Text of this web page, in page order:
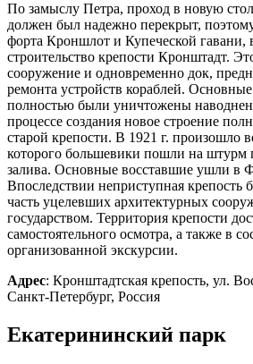
По замыслу Петра, проход в новую
должен был надежно перекрыт,
форта Кроншлот и Купеческой гавани,
строительство крепости Кронштадт.
сооружение и одновременно док,
ремонта устройств кораблей.
полностью были уничтожены
процессе создания новое строение
старой крепости. В 1921 г. произошло
которого большевики пошли на штурм
залива. Основные восставшие ушли в
Впоследствии неприступная крепость
часть уцелевших архитектурных
государством. Территория крепости
самостоятельного осмотра, а также в
организованной экскурсии.
Адрес: Кронштадтская крепость, ул.
Санкт-Петербург, Россия
Екатерининский парк